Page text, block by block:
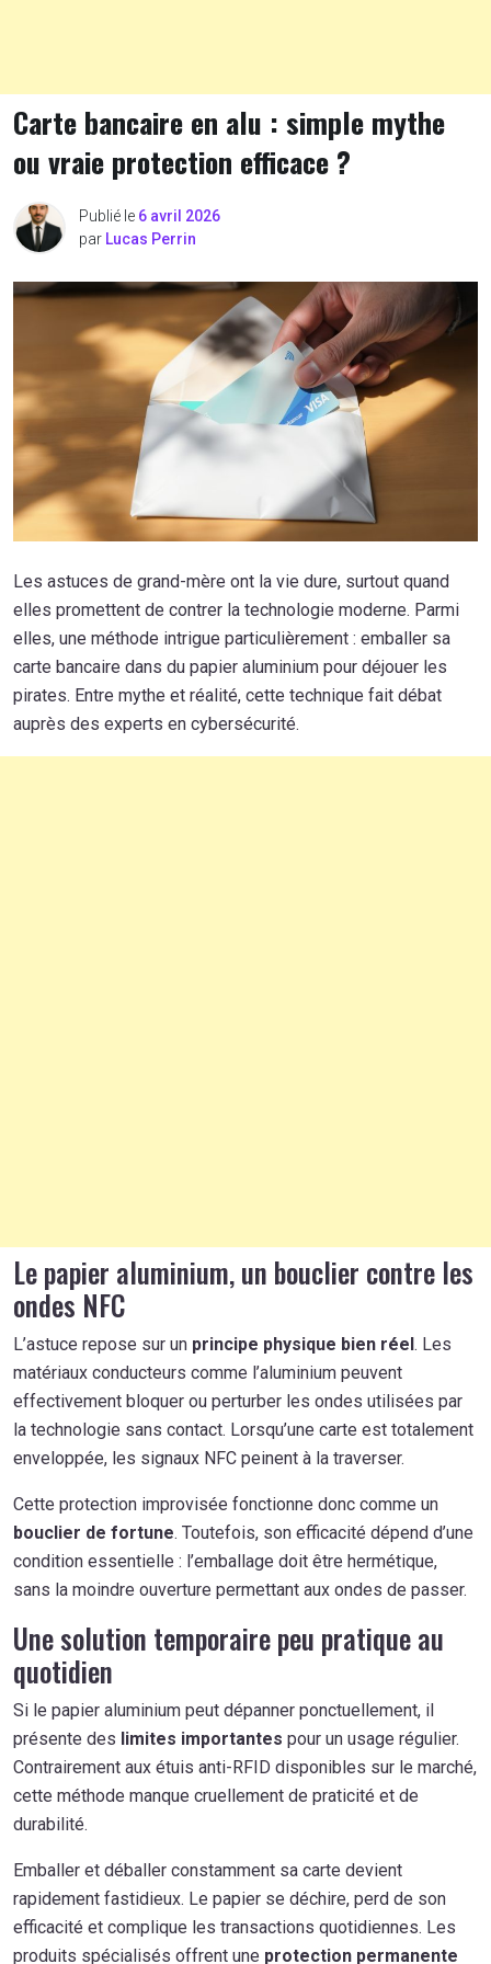
Carte bancaire en alu : simple mythe
ou vraie protection efficace ?
Publié le 6 avril 2026
par Lucas Perrin
Les astuces de grand-mère ont la vie dure, surtout quand
elles promettent de contrer la technologie moderne. Parmi
elles, une méthode intrigue particulièrement : emballer sa
carte bancaire dans du papier aluminium pour déjouer les
pirates. Entre mythe et réalité, cette technique fait débat
auprès des experts en cybersécurité.
Le papier aluminium, un bouclier contre les
ondes NFC
L’astuce repose sur un principe physique bien réel. Les
matériaux conducteurs comme l’aluminium peuvent
effectivement bloquer ou perturber les ondes utilisées par
la technologie sans contact. Lorsqu’une carte est totalement
enveloppée, les signaux NFC peinent à la traverser.
Cette protection improvisée fonctionne donc comme un
bouclier de fortune. Toutefois, son efficacité dépend d’une
condition essentielle : l’emballage doit être hermétique,
sans la moindre ouverture permettant aux ondes de passer.
Une solution temporaire peu pratique au
quotidien
Si le papier aluminium peut dépanner ponctuellement, il
présente des limites importantes pour un usage régulier.
Contrairement aux étuis anti-RFID disponibles sur le marché,
cette méthode manque cruellement de praticité et de
durabilité.
Emballer et déballer constamment sa carte devient
rapidement fastidieux. Le papier se déchire, perd de son
efficacité et complique les transactions quotidiennes. Les
produits spécialisés offrent une protection permanente